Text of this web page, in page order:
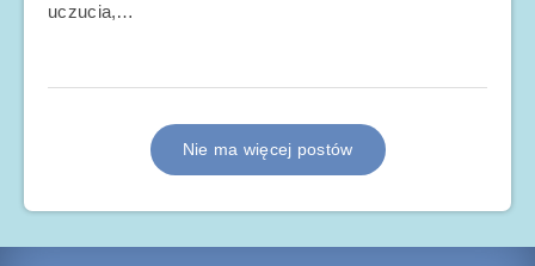
uczucia,…
Nie ma więcej postów